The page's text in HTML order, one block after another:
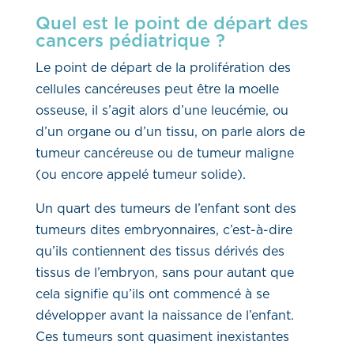
Quel est le point de départ des
cancers pédiatrique ?
Le point de départ de la prolifération des
cellules cancéreuses peut être la moelle
osseuse, il s’agit alors d’une leucémie, ou
d’un organe ou d’un tissu, on parle alors de
tumeur cancéreuse ou de tumeur maligne
(ou encore appelé tumeur solide).
Un quart des tumeurs de l’enfant sont des
tumeurs dites embryonnaires, c’est-à-dire
qu’ils contiennent des tissus dérivés des
tissus de l’embryon, sans pour autant que
cela signifie qu’ils ont commencé à se
développer avant la naissance de l’enfant.
Ces tumeurs sont quasiment inexistantes